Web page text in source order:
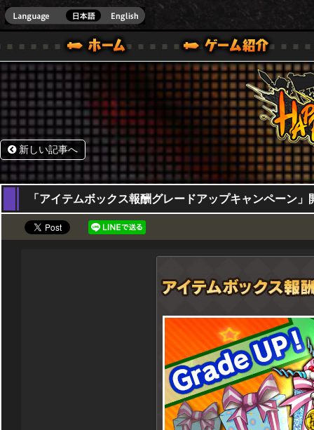
ONE VER.]
ガイド
ル｜HAPPY WARS(ハッピーウォーズ)公式サイト [ XBOX 360,XBOX ONE VER.]
サポート | HAPPY WARS(ハッピーウォーズ)公式サイ
新しい記事へ
29,12,2022
「アイテムボックス報酬グレードアップキャンペーン